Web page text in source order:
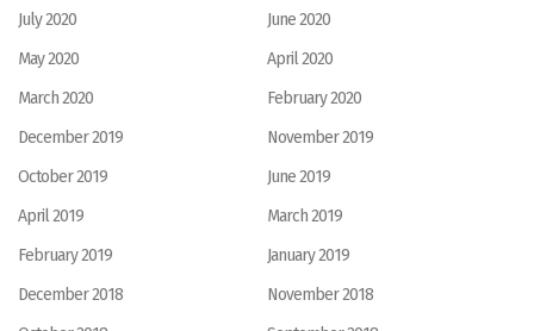
July 2020
June 2020
May 2020
April 2020
March 2020
February 2020
December 2019
November 2019
October 2019
June 2019
April 2019
March 2019
February 2019
January 2019
December 2018
November 2018